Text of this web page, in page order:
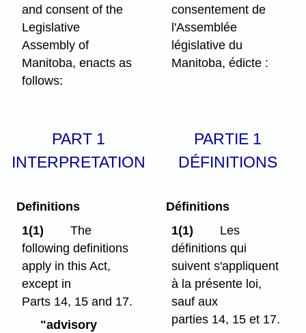
and consent of the
Legislative
Assembly of
Manitoba, enacts as
follows:
consentement de
l'Assemblée
législative du
Manitoba, édicte :
PART 1
INTERPRETATION
PARTIE 1
DÉFINITIONS
Definitions
1(1)
The
following definitions
apply in this Act,
except in
Parts 14, 15 and 17.
"advisory
Définitions
1(1)
Les
définitions qui
suivent s'appliquent
à la présente loi,
sauf aux
parties 14, 15 et 17.